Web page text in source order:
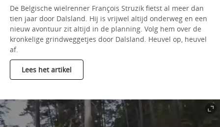
De Belgische wielrenner François Struzik fietst al meer dan
tien jaar door Dalsland. Hij is vrijwel altijd onderweg en een
nieuw avontuur zit altijd in de planning. Volg hem over de
kronkelige grindweggetjes door Dalsland. Heuvel op, heuvel
af.
Lees het artikel